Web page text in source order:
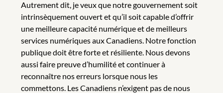
Autrement dit, je veux que notre gouvernement soit
intrinsèquement ouvert et qu’il soit capable d’offrir
une meilleure capacité numérique et de meilleurs
services numériques aux Canadiens. Notre fonction
publique doit être forte et résiliente. Nous devons
aussi faire preuve d’humilité et continuer à
reconnaître nos erreurs lorsque nous les
commettons. Les Canadiens n’exigent pas de nous